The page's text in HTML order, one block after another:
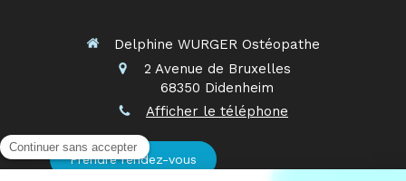
Delphine WURGER Ostéopathe
2 Avenue de Bruxelles
68350 Didenheim
Afficher le téléphone
Prendre rendez-vous